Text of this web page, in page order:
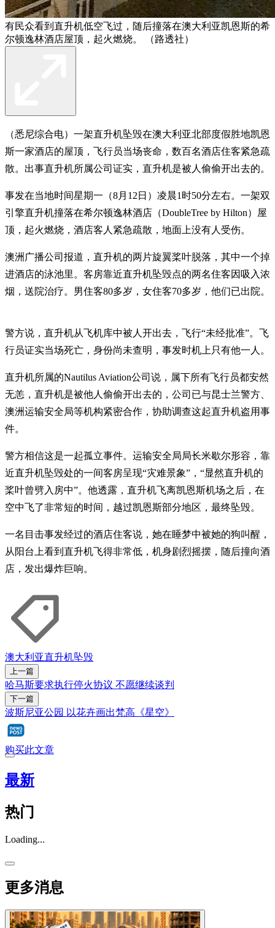
有民众看到直升机低空飞过，随后撞落在澳大利亚凯恩斯的希
尔顿逸林酒店屋顶，起火燃烧。 （路透社）
（悉尼综合电）一架直升机坠毁在澳大利亚北部度假胜地凯恩
斯一家酒店的屋顶，飞行员当场丧命，数百名酒店住客紧急疏
散。出事直升机所属公司证实，直升机是被人偷偷开出去的。
事发在当地时间星期一（8月12日）凌晨1时50分左右。一架双
引擎直升机撞落在希尔顿逸林酒店（DoubleTree by Hilton）屋
顶，起火燃烧，酒店客人紧急疏散，地面上没有人受伤。
澳洲广播公司报道，直升机的两片旋翼桨叶脱落，其中一个掉
进酒店的泳池里。客房靠近直升机坠毁点的两名住客因吸入浓
烟，送院治疗。男住客80多岁，女住客70多岁，他们已出院。
警方说，直升机从飞机库中被人开出去，飞行“未经批准”。飞
行员证实当场死亡，身份尚未查明，事发时机上只有他一人。
直升机所属的Nautilus Aviation公司说，属下所有飞行员都安然
无恙，直升机是被他人偷偷开出去的，公司已与昆士兰警方、
澳洲运输安全局等机构紧密合作，协助调查这起直升机盗用事
件。
警方相信这是一起孤立事件。运输安全局局长米歇尔形容，靠
近直升机坠毁处的一间客房呈现“灾难景象”，“显然直升机的
桨叶曾劈入房中”。他透露，直升机飞离凯恩斯机场之后，在
空中飞了非常短的时间，越过凯恩斯部分地区，最终坠毁。
一名目击事发经过的酒店住客说，她在睡梦中被她的狗叫醒，
从阳台上看到直升机飞得非常低，机身剧烈摇摆，随后撞向酒
店，发出爆炸巨响。
澳大利亚直升机坠毁
上一篇
哈马斯要求执行停火协议 不愿继续谈判
下一篇
波斯尼亚公园 以花卉画出梵高《星空》
购买此文章
最新
热门
Loading...
更多消息